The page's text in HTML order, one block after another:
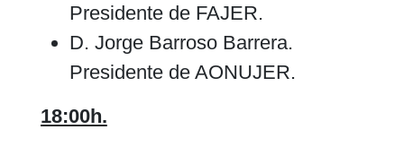
Presidente de FAJER.
D. Jorge Barroso Barrera.
Presidente de AONUJER.
18:00h.